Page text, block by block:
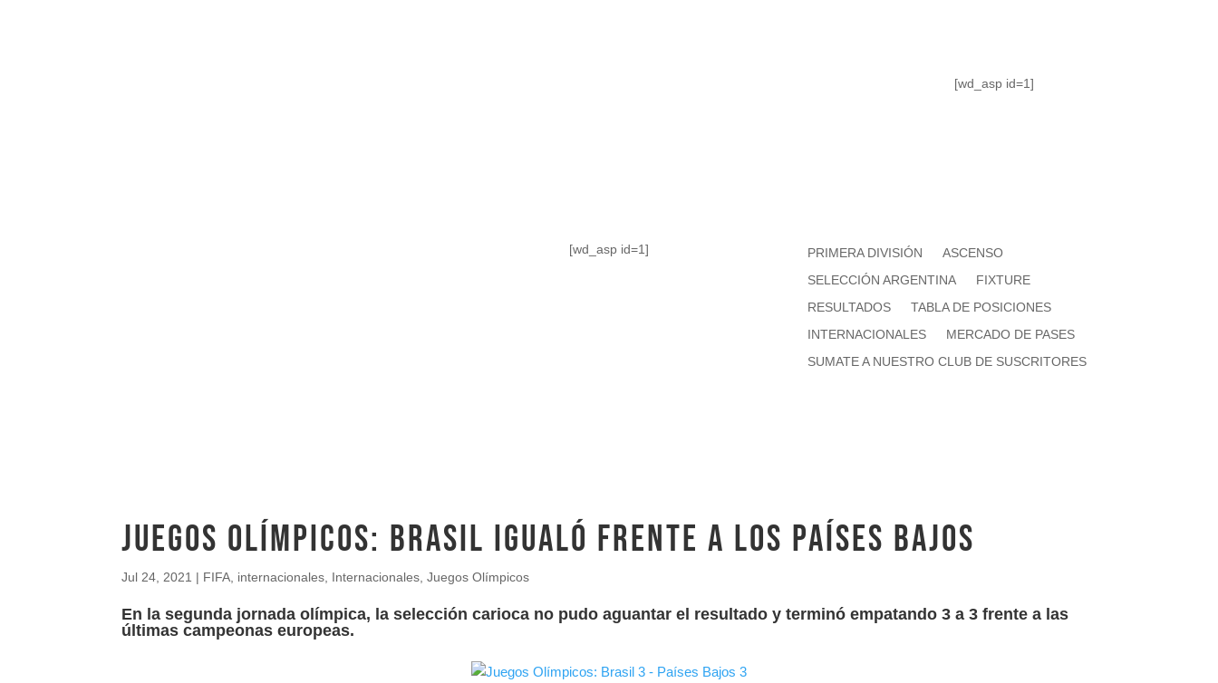
[wd_asp id=1]
[wd_asp id=1] PRIMERA DIVISIÓN
ASCENSO
SELECCIÓN ARGENTINA
FIXTURE
RESULTADOS
TABLA DE POSICIONES
INTERNACIONALES
MERCADO DE PASES
SUMATE A NUESTRO CLUB DE SUSCRITORES
Juegos Olímpicos: Brasil igualó frente a los Países Bajos
Jul 24, 2021 | FIFA internacionales Internacionales ,Juegos Olímpicos
En la segunda jornada olímpica, la selección carioca no pudo aguantar el resultado y terminó empatando 3 a 3 frente a las
últimas campeonas europeas.